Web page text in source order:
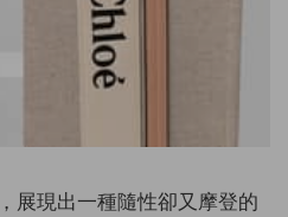
展現出一種隨性卻又摩登的